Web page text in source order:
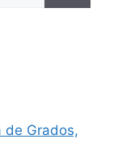
de Grados,